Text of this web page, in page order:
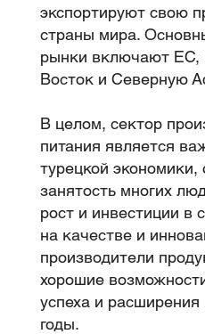
экспортируют свою
страны мира.
рынки включают ЕС,
Восток и Северную
В целом, сектор
питания является
турецкой экономики,
занятость многих
рост и инвестиции в
на качестве и
производители
хорошие
успеха и
годы.